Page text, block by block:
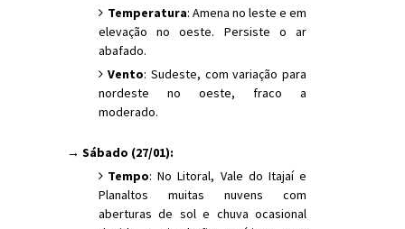
Temperatura: Amena no leste e em
elevação no oeste. Persiste o ar
abafado.
Vento: Sudeste, com variação para
nordeste no oeste, fraco a
moderado.
→ Sábado (27/01):
Tempo: No Litoral, Vale do Itajaí e
Planaltos muitas nuvens com
aberturas de sol e chuva ocasional